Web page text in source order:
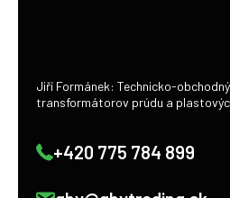
Jiří Formánek: Technicko-
transformátorov prúdu a
+420 775 784 899